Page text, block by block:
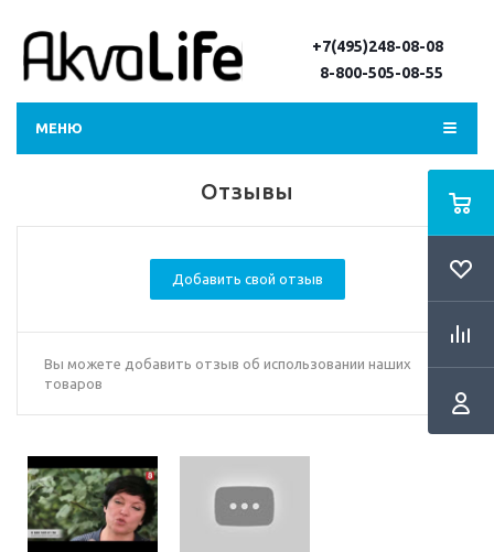
+7(495)248-08-08
8-800-505-08-55
МЕНЮ
Отзывы
Добавить свой отзыв
Вы можете добавить отзыв об использовании наших
товаров